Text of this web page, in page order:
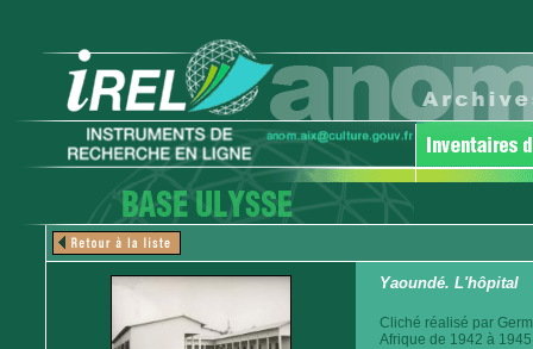
Yaoundé. L'hôpital
Cliché réalisé par
Afrique de 1942 à